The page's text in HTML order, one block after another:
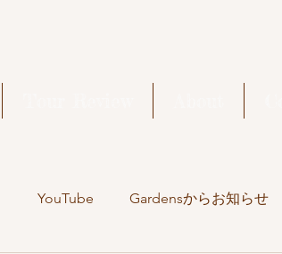
YouTube Gardensからお知らせ